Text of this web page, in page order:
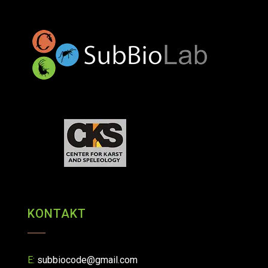
KONTAKT
E: subbiocode@gmail.com